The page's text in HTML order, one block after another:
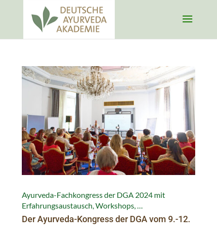
Ayurveda-Fachkongress der DGA 2024 mit
Erfahrungsaustausch, Workshops, …
Der Ayurveda-Kongress der DGA vom 9.-12.